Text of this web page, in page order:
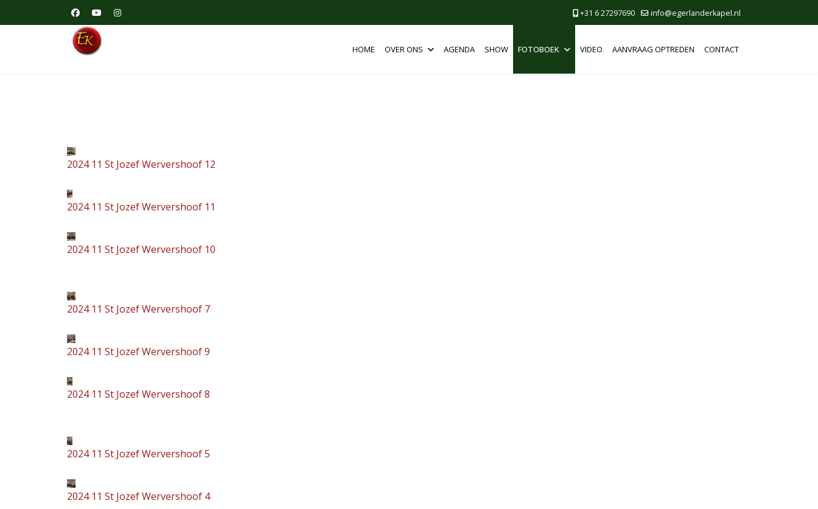
+31 6 27297690 info@egerlanderkapel.nl
HOME OVER ONS AGENDA SHOW FOTOBOEK VIDEO AANVRAAG OPTREDEN CONTACT
2024 11 St Jozef Wervershoof 12
2024 11 St Jozef Wervershoof 11
2024 11 St Jozef Wervershoof 10
2024 11 St Jozef Wervershoof 7
2024 11 St Jozef Wervershoof 9
2024 11 St Jozef Wervershoof 8
2024 11 St Jozef Wervershoof 5
2024 11 St Jozef Wervershoof 4